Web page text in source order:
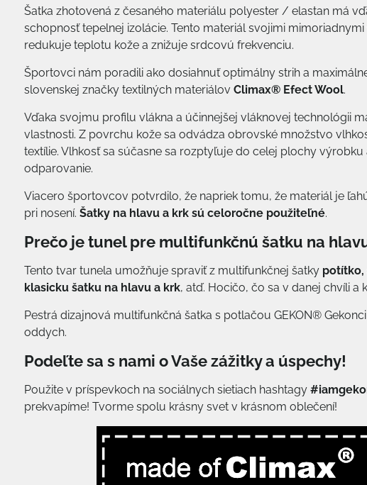
Šatka zhotovená z česaného materiálu polyester / elastan má
schopnosť tepelnej izolácie. Tento materiál svojimi
redukuje teplotu kože a znižuje srdcovú frekvenciu.
Športovci nám poradili ako dosiahnuť optimálny strih a
slovenskej značky textilných materiálov Climax® Efect Wool.
Vďaka svojmu profilu vlákna a účinnejšej vláknovej technológii
vlastnosti. Z povrchu kože sa odvádza obrovské množstvo
textílie. Vlhkosť sa súčasne sa rozptyľuje do celej plochy
odparovanie.
Viacero športovcov potvrdilo, že napriek tomu, že materiál je
pri nosení. Šatky na hlavu a krk sú celoročne použiteľné.
Prečo je tunel pre multifunkčnú šatku na
Tento tvar tunela umožňuje spraviť z multifunkčnej šatky potítko,
klasicku šatku na hlavu a krk, atď. Hocičo, čo sa v danej chvíli a
Pestrá dizajnová multifunkčná šatka s potlačou GEKON®
oddych.
Podeľte sa s nami o Vaše zážitky a úspechy!
Použite v príspevkoch na sociálnych sietiach hashtagy
prekvapíme! Tvorme spolu krásny svet v krásnom oblečení!